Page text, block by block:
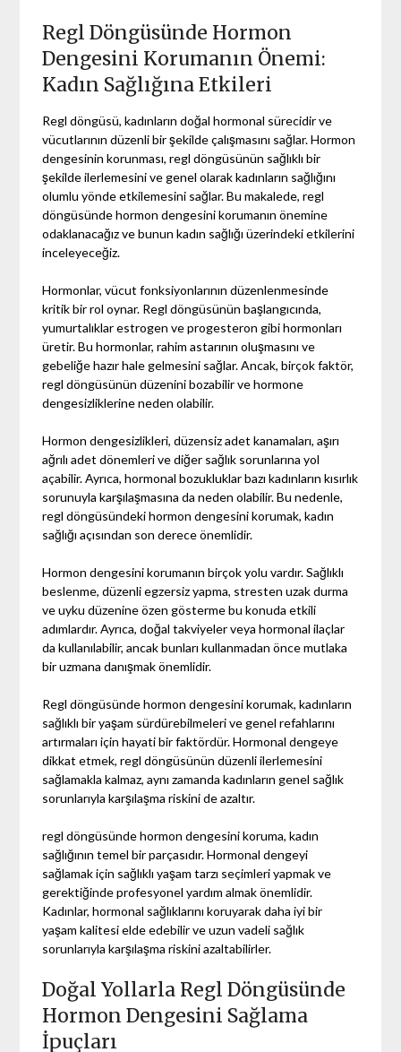
Regl Döngüsünde Hormon
Dengesini Korumanın Önemi:
Kadın Sağlığına Etkileri
Regl döngüsü, kadınların doğal hormonal sürecidir ve
vücutlarının düzenli bir şekilde çalışmasını sağlar. Hormon
dengesinin korunması, regl döngüsünün sağlıklı bir
şekilde ilerlemesini ve genel olarak kadınların sağlığını
olumlu yönde etkilemesini sağlar. Bu makalede, regl
döngüsünde hormon dengesini korumanın önemine
odaklanacağız ve bunun kadın sağlığı üzerindeki etkilerini
inceleyeceğiz.
Hormonlar, vücut fonksiyonlarının düzenlenmesinde
kritik bir rol oynar. Regl döngüsünün başlangıcında,
yumurtalıklar estrogen ve progesteron gibi hormonları
üretir. Bu hormonlar, rahim astarının oluşmasını ve
gebeliğe hazır hale gelmesini sağlar. Ancak, birçok faktör,
regl döngüsünün düzenini bozabilir ve hormone
dengesizliklerine neden olabilir.
Hormon dengesizlikleri, düzensiz adet kanamaları, aşırı
ağrılı adet dönemleri ve diğer sağlık sorunlarına yol
açabilir. Ayrıca, hormonal bozukluklar bazı kadınların kısırlık
sorunuyla karşılaşmasına da neden olabilir. Bu nedenle,
regl döngüsündeki hormon dengesini korumak, kadın
sağlığı açısından son derece önemlidir.
Hormon dengesini korumanın birçok yolu vardır. Sağlıklı
beslenme, düzenli egzersiz yapma, stresten uzak durma
ve uyku düzenine özen gösterme bu konuda etkili
adımlardır. Ayrıca, doğal takviyeler veya hormonal ilaçlar
da kullanılabilir, ancak bunları kullanmadan önce mutlaka
bir uzmana danışmak önemlidir.
Regl döngüsünde hormon dengesini korumak, kadınların
sağlıklı bir yaşam sürdürebilmeleri ve genel refahlarını
artırmaları için hayati bir faktördür. Hormonal dengeye
dikkat etmek, regl döngüsünün düzenli ilerlemesini
sağlamakla kalmaz, aynı zamanda kadınların genel sağlık
sorunlarıyla karşılaşma riskini de azaltır.
regl döngüsünde hormon dengesini koruma, kadın
sağlığının temel bir parçasıdır. Hormonal dengeyi
sağlamak için sağlıklı yaşam tarzı seçimleri yapmak ve
gerektiğinde profesyonel yardım almak önemlidir.
Kadınlar, hormonal sağlıklarını koruyarak daha iyi bir
yaşam kalitesi elde edebilir ve uzun vadeli sağlık
sorunlarıyla karşılaşma riskini azaltabilirler.
Doğal Yollarla Regl Döngüsünde
Hormon Dengesini Sağlama
İpuçları